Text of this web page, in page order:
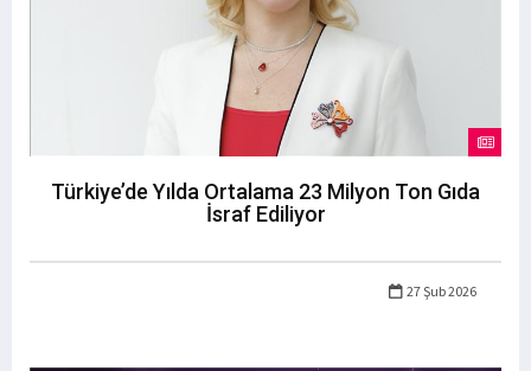
Türkiye’de Yılda Ortalama 23 Milyon Ton Gıda
İsraf Ediliyor
27 Şub 2026